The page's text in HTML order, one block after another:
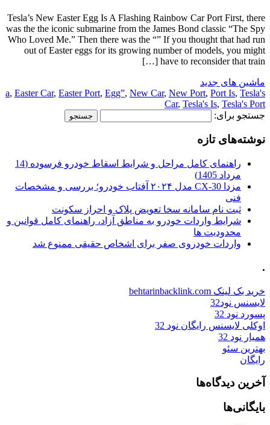
Tesla’s New Easter Egg Is A Flashing Rainbow Car Port First, there
was the the iconic submarine from the James Bond classic “The Spy
Who Loved Me.” Then there was the “” If you thought that had run
out of Easter eggs for its growing number of models, you might
have to reconsider that train […]
ماشین های جدید
a, Easter Car, Easter Port, Egg”, New Car, New Port, Port Is, Tesla's
Car, Tesla's Is, Tesla's Port
جستجو برای:
نوشته‌های تازه
راهنمای کامل مراحل و شرایط اسقاط خودرو فرسوده (14
مرداد 1405)
مزدا CX-30 مدل ۲۰۲۴ آفتاب خودرو؛ بررسی و مشخصات
فنی
ثبت نام سامانه سخا تعویض پلاک و احراز سکونت
شرایط واردات خودرو به مناطق آزاد، راهنمای کامل قوانین و
محدودیت ها
واردات خودروی صفر برای اشخاص حقیقی ممنوع شد
.
خرید بک لینک behtarinbacklink.com
لایسنس نود32
پسورد نود 32
اوکلی لایسنس رایگان نود 32
همیار نود 32
بهترین سئو
رایگان
آخرین دیدگاه‌ها
بایگانی‌ها